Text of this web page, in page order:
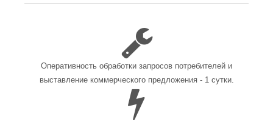
Оперативность обработки запросов потребителей и
выставление коммерческого предложения - 1 сутки.